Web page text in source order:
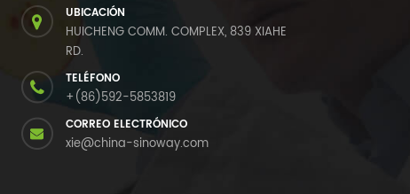
UBICACIÓN
HUICHENG COMM. COMPLEX, 839 XIAHE
RD.
TELÉFONO
+(86)592-5853819
CORREO ELECTRÓNICO
xie@china-sinoway.com